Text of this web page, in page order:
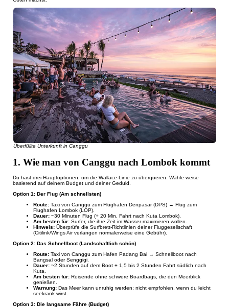
Überfüllte Unterkunft in Canggu
1. Wie man von Canggu nach Lombok kommt
Du hast drei Hauptoptionen, um die Wallace-Linie zu überqueren. Wähle weise
basierend auf deinem Budget und deiner Geduld.
Option 1: Der Flug (Am schnellsten)
Route: Taxi von Canggu zum Flughafen Denpasar (DPS) → Flug zum
Flughafen Lombok (LOP).
Dauer: ~30 Minuten Flug (+ 20 Min. Fahrt nach Kuta Lombok).
Am besten für: Surfer, die ihre Zeit im Wasser maximieren wollen.
Hinweis: Überprüfe die Surfbrett-Richtlinien deiner Fluggesellschaft
(Citilink/Wings Air verlangen normalerweise eine Gebühr).
Option 2: Das Schnellboot (Landschaftlich schön)
Route: Taxi von Canggu zum Hafen Padang Bai → Schnellboot nach
Bangsal oder Senggigi.
Dauer: ~2 Stunden auf dem Boot + 1,5 bis 2 Stunden Fahrt südlich nach
Kuta.
Am besten für: Reisende ohne schwere Boardbags, die den Meerblick
genießen.
Warnung: Das Meer kann unruhig werden; nicht empfohlen, wenn du leicht
seekrank wirst.
Option 3: Die langsame Fähre (Budget)